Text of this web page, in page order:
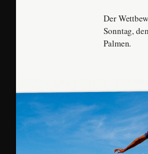
Der
Sonntag,
Palmen.